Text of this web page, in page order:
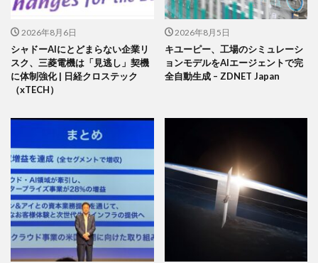
2026年8月6日
シャドーAIにとどまらない企業リ
スク、三菱電機は「見逃し」契機
に体制強化 | 日経クロステック
（xTECH）
2026年8月5日
キユーピー、工場のシミュレーシ
ョンモデルをAIエージェントで完
全自動生成 – ZDNET Japan